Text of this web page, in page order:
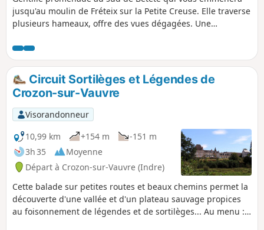
jusqu'au moulin de Fréteix sur la Petite Creuse. Elle traverse
plusieurs hameaux, offre des vues dégagées. Une
tranquillement... en regardant au loin. On croise des
vaches, un cheval, des jardins, des maisons restaurées. (Et
le chien est content).
Circuit Sortilèges et Légendes de
Crozon-sur-Vauvre
Visorandonneur
10,99 km
+154 m
-151 m
3h 35
Moyenne
Départ à Crozon-sur-Vauvre (Indre)
Cette balade sur petites routes et beaux chemins permet la
découverte d'une vallée et d'un plateau sauvage propices
au foisonnement de légendes et de sortilèges... Au menu :